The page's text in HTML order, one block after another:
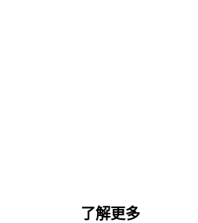
了解更多